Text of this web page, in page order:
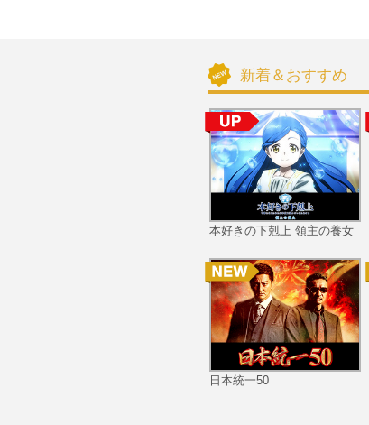
新着＆おすすめ
本好きの下剋上 領主の養女
日本統一50